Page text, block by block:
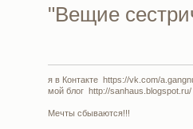
"Вещие
я в Контакте https://vk.com/
мой блог http://sanhaus.blogspot.ru/
Мечты сбываются!!!